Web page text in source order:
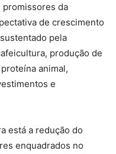
da
de crescimento
pela
produção de
animal,
e
está a redução do
enquadrados no